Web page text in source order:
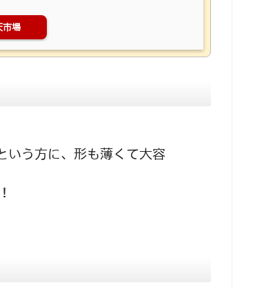
市場
いう方に、形も薄くて大容